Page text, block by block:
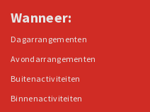
Wanneer:
Dagarrangementen
Avondarrangementen
Buitenactiviteiten
Binnenactiviteiten